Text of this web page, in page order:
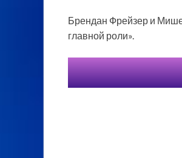
Брендан Фрейзер и
главной роли».